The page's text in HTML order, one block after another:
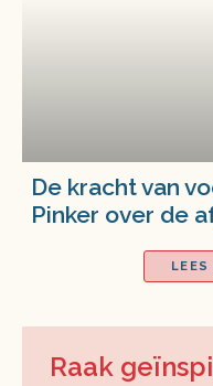
De kracht van
Pinker over de
LEES
Raak